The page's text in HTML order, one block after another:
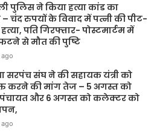
पुलिस ने किया हत्या कांड का
चंद रुपयों के विवाद में पत्नी की पीट-
पति गिरफ्तार- पोस्टमार्टम में
से मौत की पुष्टि
सरपंच संघ ने की सहायक यंत्री को
करने की मांग तेज – 5 अगस्त को
और 6 अगस्त को कलेक्टर को